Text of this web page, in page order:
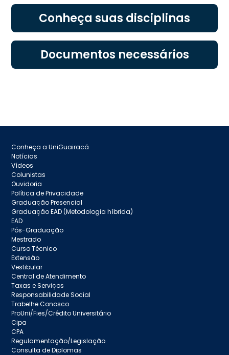
Conheça suas disciplinas
Documentos necessários
Conheça a UniGuairacá
Notícias
Vídeos
Colunistas
Ouvidoria
Política de Privacidade
Graduação Presencial
Graduação EAD (Metodologia híbrida)
EAD
Pós-Graduação
Mestrado
Curso Técnico
Extensão
Vestibular
Central de Atendimento
Taxas e Serviços
Responsabilidade Social
Trabelhe Conosco
ProUni/Fies/Crédito Universitário
Cipa
CPA
Regulamentação/Legislação
Consulta de Diplomas